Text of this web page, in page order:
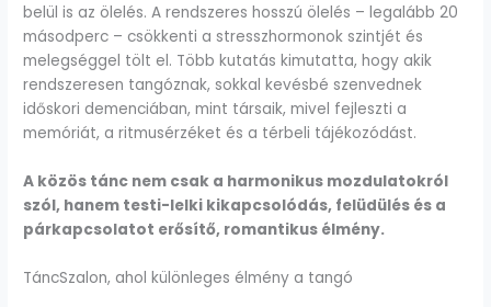
belül is az ölelés. A rendszeres hosszú ölelés – legalább 20
másodperc – csökkenti a stresszhormonok szintjét és
melegséggel tölt el. Több kutatás kimutatta, hogy akik
rendszeresen tangóznak, sokkal kevésbé szenvednek
időskori demenciában, mint társaik, mivel fejleszti a
memóriát, a ritmusérzéket és a térbeli tájékozódást.
A közös tánc nem csak a harmonikus mozdulatokról
szól, hanem testi-lelki kikapcsolódás, felüdülés és a
párkapcsolatot erősítő, romantikus élmény.
TáncSzalon, ahol különleges élmény a tangó